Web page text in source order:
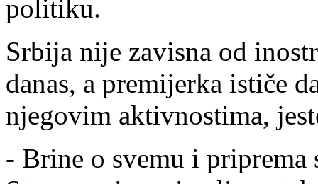
politiku.
Srbija nije zavisna od
danas, a premijerka ističe
njegovim aktivnostima,
- Brine o svemu i priprema